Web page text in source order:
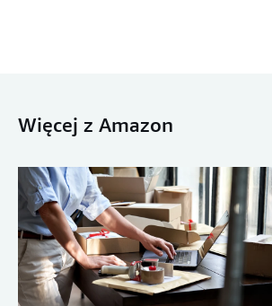
Więcej z Amazon